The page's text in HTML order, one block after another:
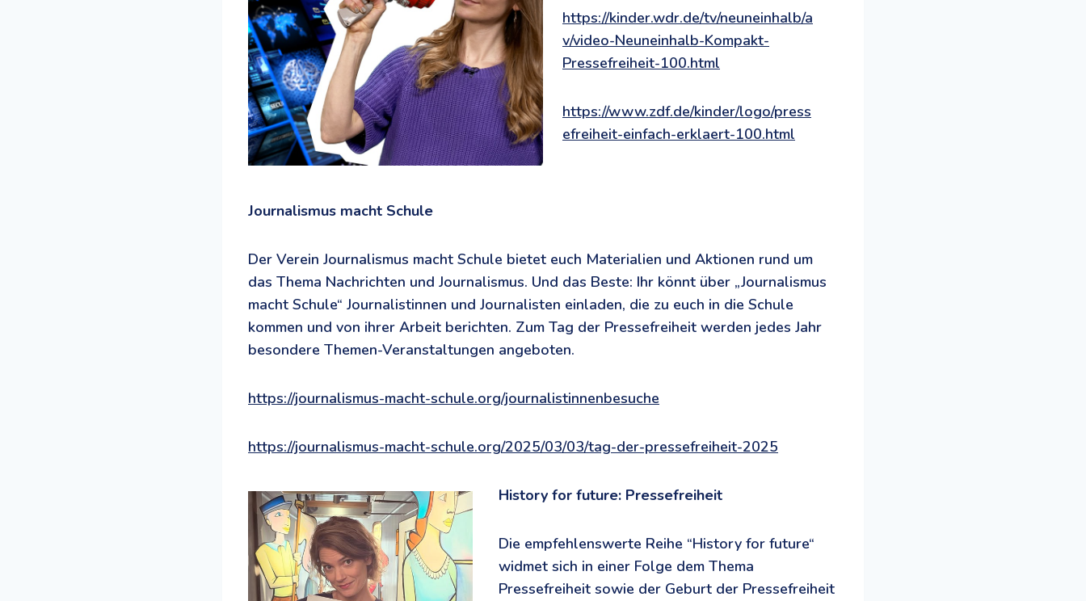
https://kinder.wdr.de/tv/neuneinhalb/a
v/video-Neuneinhalb-Kompakt-
Pressefreiheit-100.html
https://www.zdf.de/kinder/logo/press
efreiheit-einfach-erklaert-100.html
Journalismus macht Schule
Der Verein Journalismus macht Schule bietet euch Materialien und Aktionen rund um
das Thema Nachrichten und Journalismus. Und das Beste: Ihr könnt über „Journalismus
macht Schule“ Journalistinnen und Journalisten einladen, die zu euch in die Schule
kommen und von ihrer Arbeit berichten. Zum Tag der Pressefreiheit werden jedes Jahr
besondere Themen-Veranstaltungen angeboten.
https://journalismus-macht-schule.org/journalistinnenbesuche
https://journalismus-macht-schule.org/2025/03/03/tag-der-pressefreiheit-2025
History for future: Pressefreiheit
Die empfehlenswerte Reihe “History for future“
widmet sich in einer Folge dem Thema
Pressefreiheit sowie der Geburt der Pressefreiheit